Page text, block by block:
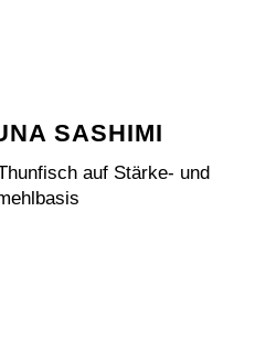
SASHIMI
auf Stärke- und